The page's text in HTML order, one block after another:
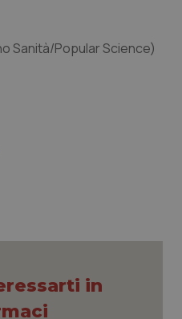
Ulcerosa
Sanità/Popular Science)
in